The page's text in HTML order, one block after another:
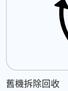
舊機拆除回收